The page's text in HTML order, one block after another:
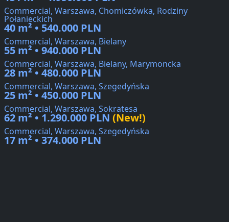
Commercial, Warszawa, Chomiczówka, Rodziny
Połanieckich
40 m² • 540.000 PLN
Commercial, Warszawa, Bielany
55 m² • 940.000 PLN
Commercial, Warszawa, Bielany, Marymoncka
28 m² • 480.000 PLN
Commercial, Warszawa, Szegedyńska
25 m² • 450.000 PLN
Commercial, Warszawa, Sokratesa
62 m² • 1.290.000 PLN (New!)
Commercial, Warszawa, Szegedyńska
17 m² • 374.000 PLN